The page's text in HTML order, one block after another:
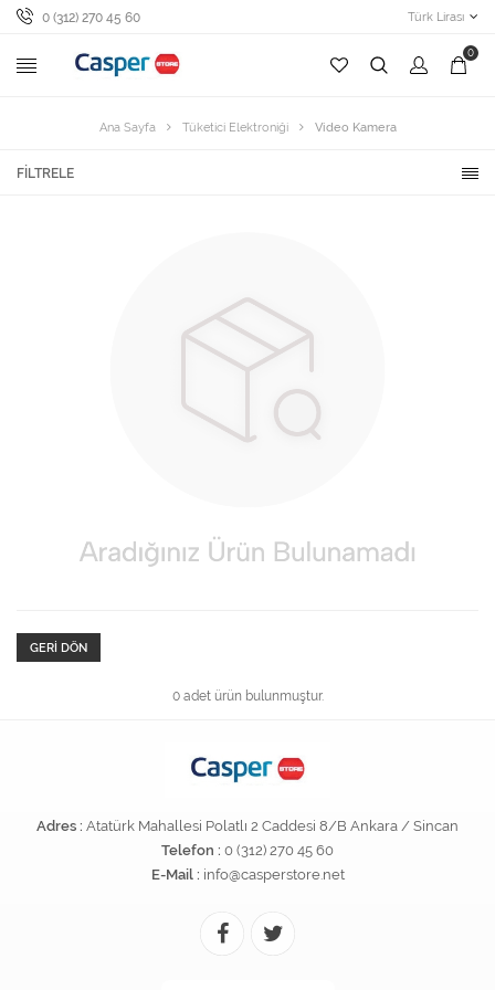
0 (312) 270 45 60 Türk Lirası
0
Ana Sayfa Tüketici Elektroniği Video Kamera
FILTRELE
GERI DÖN
0 adet ürün bulunmuştur.
Adres : Atatürk Mahallesi Polatlı 2 Caddesi 8/B Ankara / Sincan
Telefon : 0 (312) 270 45 60
E-Mail : info@casperstore.net